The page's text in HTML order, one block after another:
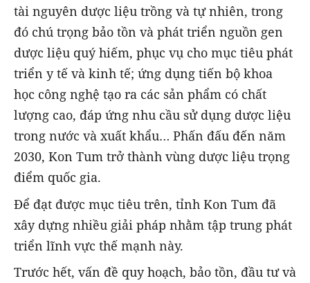
tài nguyên dược liệu trồng và tự nhiên, trong
đó chú trọng bảo tồn và phát triển nguồn gen
dược liệu quý hiếm, phục vụ cho mục tiêu phát
triển y tế và kinh tế; ứng dụng tiến bộ khoa
học công nghệ tạo ra các sản phẩm có chất
lượng cao, đáp ứng nhu cầu sử dụng dược liệu
trong nước và xuất khẩu… Phấn đấu đến năm
2030, Kon Tum trở thành vùng dược liệu trọng
điểm quốc gia.
Để đạt được mục tiêu trên, tỉnh Kon Tum đã
xây dựng nhiều giải pháp nhằm tập trung phát
triển lĩnh vực thế mạnh này.
Trước hết, vấn đề quy hoạch, bảo tồn, đầu tư và